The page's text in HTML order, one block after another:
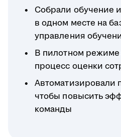
Собрали обучение
в одном месте на
управления
В пилотном
процесс оценки
Автоматизировали
чтобы повысить
команды